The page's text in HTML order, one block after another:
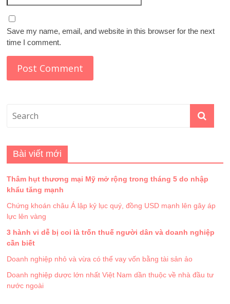
Save my name, email, and website in this browser for the next
time I comment.
Bài viết mới
Thâm hụt thương mại Mỹ mở rộng trong tháng 5 do nhập
khẩu tăng mạnh
Chứng khoán châu Á lập kỷ lục quý, đồng USD mạnh lên gây áp
lực lên vàng
3 hành vi dễ bị coi là trốn thuế người dân và doanh nghiệp
cần biết
Doanh nghiệp nhỏ và vừa có thể vay vốn bằng tài sản ảo
Doanh nghiệp dược lớn nhất Việt Nam dần thuộc về nhà đầu tư
nước ngoài